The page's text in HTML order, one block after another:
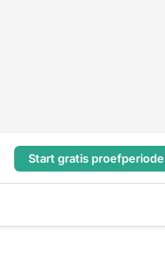
Start gratis proefperiode